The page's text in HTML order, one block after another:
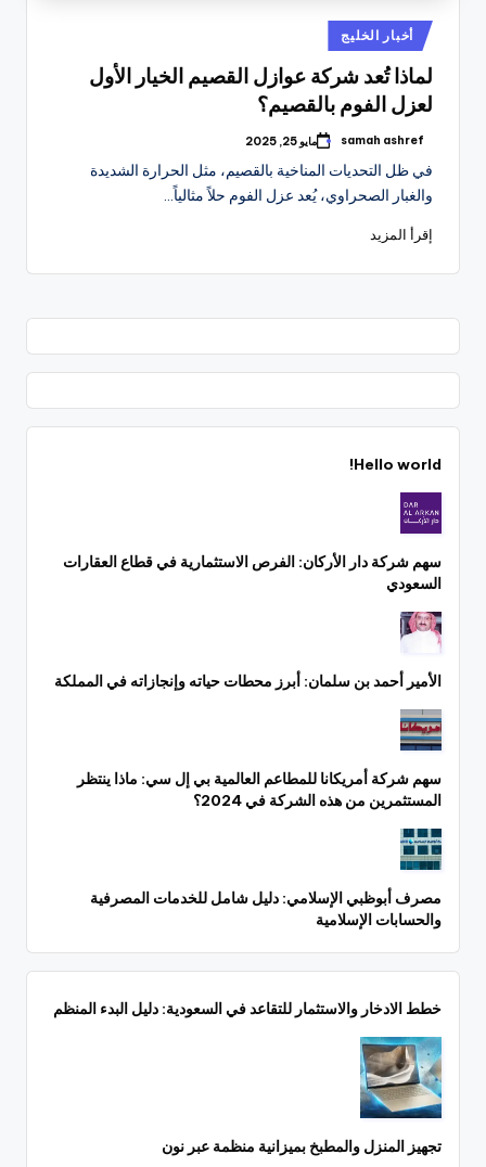
نُشر
في
أخبار الخليج
لماذا تُعد شركة عوازل القصيم الخيار الأول
لعزل الفوم بالقصيم؟
تمّ
بواسطة
samah ashref مايو 25, 2025
في ظل التحديات المناخية بالقصيم، مثل الحرارة الشديدة
والغبار الصحراوي، يُعد عزل الفوم حلاً مثالياً…
إقرأ المزيد
Hello world!
سهم شركة دار الأركان: الفرص الاستثمارية في قطاع العقارات
السعودي
الأمير أحمد بن سلمان: أبرز محطات حياته وإنجازاته في المملكة
سهم شركة أمريكانا للمطاعم العالمية بي إل سي: ماذا ينتظر
المستثمرين من هذه الشركة في 2024؟
مصرف أبوظبي الإسلامي: دليل شامل للخدمات المصرفية
والحسابات الإسلامية
خطط الادخار والاستثمار للتقاعد في السعودية: دليل البدء المنظم
تجهيز المنزل والمطبخ بميزانية منظمة عبر نون